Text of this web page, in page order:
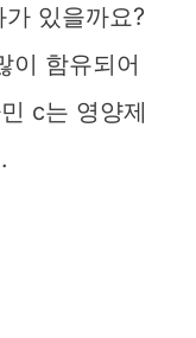
있을까요?
이 함유되어
c는 영양제